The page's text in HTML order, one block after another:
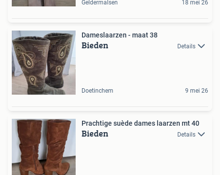
Geldermalsen 18 mei 26
Dameslaarzen - maat 38
Bieden Details
Doetinchem 9 mei 26
Prachtige suède dames laarzen mt 40
Bieden Details